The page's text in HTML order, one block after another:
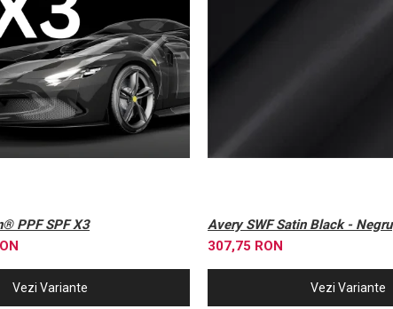
PPF SPF X3
Vezi Variante
Avery SWF Satin Black - Negru
307,75 RON
Vezi Variante